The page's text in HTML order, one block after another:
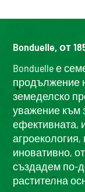
Bonduelle, от
Bonduelle е
продължение
земеделско
уважение към
ефективната,
иновативно,
създадем по-
растителна